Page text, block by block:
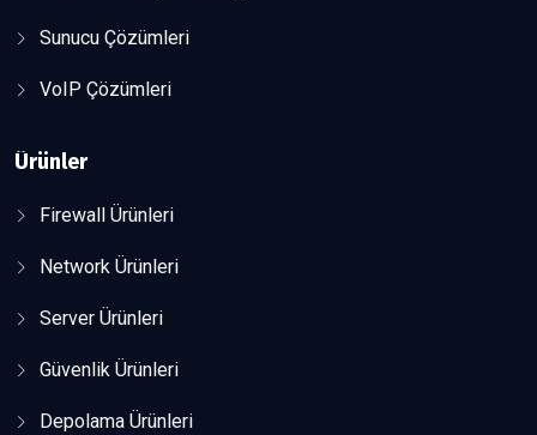
Sunucu Çözümleri
VoIP Çözümleri
Ürünler
Firewall Ürünleri
Network Ürünleri
Server Ürünleri
Güvenlik Ürünleri
Depolama Ürünleri